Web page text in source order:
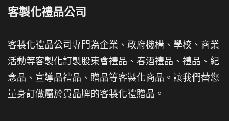
客製化禮品公司
客製化禮品公司專門為企業、政府機構、學校、商業
活動等客製化訂製股東會禮品、春酒禮品、禮品、紀
念品、宣導品禮品、贈品等客製化商品。讓我們替您
量身訂做屬於貴品牌的客製化禮贈品。